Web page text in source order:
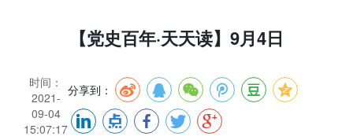
【党史百年·天天读】9月4日
时间：
2021-
09-04
15:07:17
分享到：